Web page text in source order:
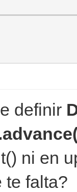
definir
ni en
te falta?